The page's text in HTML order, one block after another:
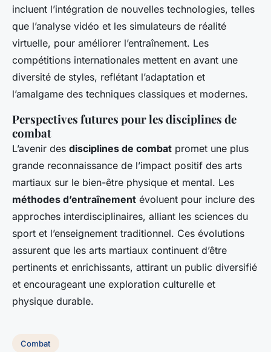
incluent l’intégration de nouvelles technologies, telles
que l’analyse vidéo et les simulateurs de réalité
virtuelle, pour améliorer l’entraînement. Les
compétitions internationales mettent en avant une
diversité de styles, reflétant l’adaptation et
l’amalgame des techniques classiques et modernes.
Perspectives futures pour les disciplines de
combat
L’avenir des disciplines de combat promet une plus
grande reconnaissance de l’impact positif des arts
martiaux sur le bien-être physique et mental. Les
méthodes d’entraînement évoluent pour inclure des
approches interdisciplinaires, alliant les sciences du
sport et l’enseignement traditionnel. Ces évolutions
assurent que les arts martiaux continuent d’être
pertinents et enrichissants, attirant un public diversifié
et encourageant une exploration culturelle et
physique durable.
Combat